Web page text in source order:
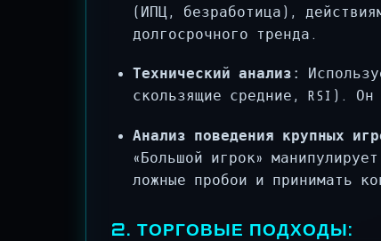
(ИПЦ, безработица),
долгосрочного тренда.
Технический анализ:
скользящие средние, RSI). Он
Анализ поведения крупных
«Большой игрок»
ложные пробои и принимать
2. ТОРГОВЫЕ ПОДХОДЫ: